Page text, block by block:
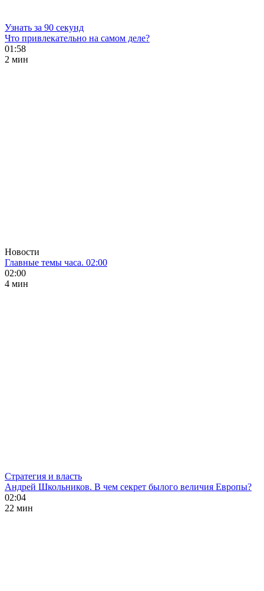
Узнать за 90 секунд
Что привлекательно на самом деле?
01:58
2 мин
Новости
Главные темы часа. 02:00
02:00
4 мин
Стратегия и власть
Андрей Школьников. В чем секрет былого величия Европы?
02:04
22 мин